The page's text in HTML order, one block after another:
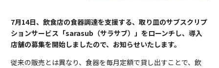
7月14日、飲食店の食器調達を支援する、取り皿のサブスクリプ
ションサービス「sarasub（サラサブ）」をローンチし、導入
店舗の募集を開始しましたので、お知らせいたします。
従来の販売とは異なり、食器を毎月定額で貸し出すことで、飲